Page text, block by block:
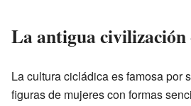
La antigua civilización
La cultura cicládica es famosa por
figuras de mujeres con formas